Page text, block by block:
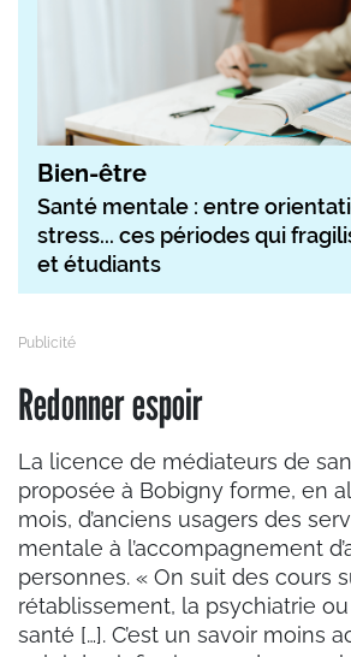
Bien-être
Santé mentale : entre
stress... ces périodes qui
et étudiants
Redonner espoir
La licence de médiateurs de
proposée à Bobigny forme, en
mois, d’anciens usagers des
mentale à l’accompagnement
personnes. « On suit des cours
rétablissement, la psychiatrie
santé […]. C’est un savoir moins